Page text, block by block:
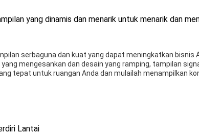
yang dinamis dan menarik untuk menarik dan
serbaguna dan kuat yang dapat meningkatkan bisnis
mengesankan dan desain yang ramping, tampilan
tepat untuk ruangan Anda dan mulailah menampilkan
Lantai